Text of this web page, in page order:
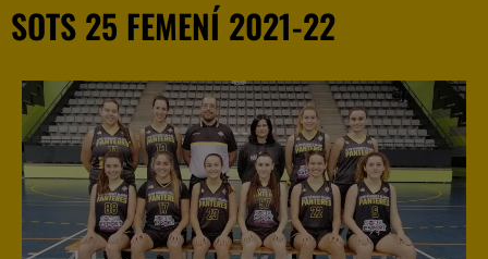
SOTS 25 FEMENÍ 2021-22